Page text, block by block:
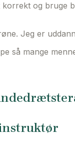
og bruge
Jeg er
så mange